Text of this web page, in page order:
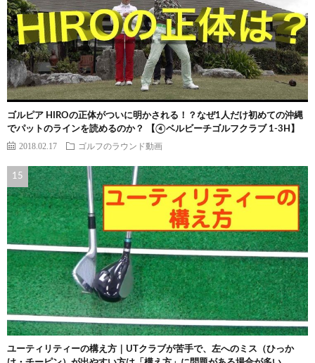
ゴルピア HIROの正体がついに明かされる！？なぜ1人だけ初めての沖縄
でパットのラインを読めるのか？ 【④ベルビーチゴルフクラブ 1-3H】
2018.02.17 ゴルフのラウンド動画
ユーティリティーの構え方｜UTクラブが苦手で、左へのミス（ひっか